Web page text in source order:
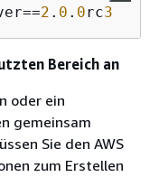
2 . 0 . 0rc3
Bereich an
oder ein
gemeinsam
Sie den AWS
zum Erstellen